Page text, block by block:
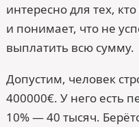
интересно для тех,
и понимает, что не
выплатить всю сумму.
Допустим, человек
400000€. У него есть
10% — 40 тысяч.